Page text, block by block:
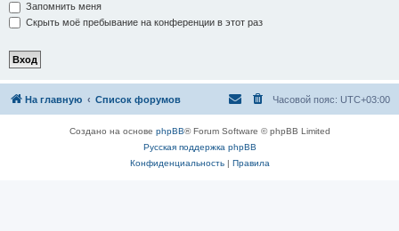
Запомнить меня
Скрыть моё пребывание на конференции в этот раз
На главную Список форумов Часовой пояс: UTC+03:00
Создано на основе phpBB® Forum Software © phpBB Limited
Русская поддержка phpBB
Конфиденциальность| Правила